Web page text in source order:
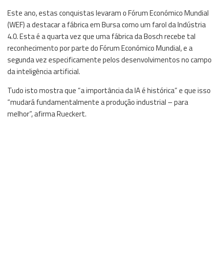
Este ano, estas conquistas levaram o Fórum Económico Mundial
(WEF) a destacar a fábrica em Bursa como um farol da Indústria
4.0. Esta é a quarta vez que uma fábrica da Bosch recebe tal
reconhecimento por parte do Fórum Económico Mundial, e a
segunda vez especificamente pelos desenvolvimentos no campo
da inteligência artificial.
Tudo isto mostra que “a importância da IA é histórica” e que isso
“mudará fundamentalmente a produção industrial – para
melhor”, afirma Rueckert.